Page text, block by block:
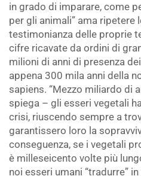
in grado di imparare, come
per gli animali” ama ripetere
testimonianza delle proprie
cifre ricavate da ordini di
milioni di anni di presenza
appena 300 mila anni della
sapiens. “Mezzo miliardo di
spiega – gli esseri vegetali
crisi, riuscendo sempre a
garantissero loro la
conseguenza, se i vegetali
è milleseicento volte più
noi esseri umani “tradurre”